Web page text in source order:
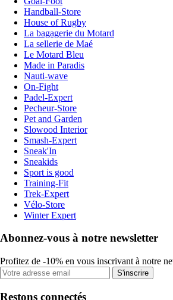
Handball-Store
House of Rugby
La bagagerie du Motard
La sellerie de Maé
Le Motard Bleu
Made in Paradis
Nauti-wave
On-Fight
Padel-Expert
Pecheur-Store
Pet and Garden
Slowood Interior
Smash-Expert
Sneak'In
Sneakids
Sport is good
Training-Fit
Trek-Expert
Vélo-Store
Winter Expert
Abonnez-vous à notre newsletter
Profitez de -10% en vous inscrivant à notre
S'inscrire
Restons connectés